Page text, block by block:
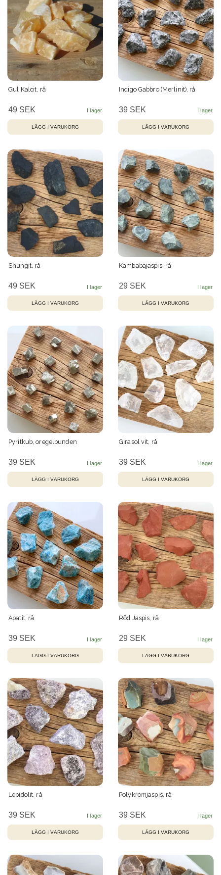
Gul Kalcit, rå
49 SEK
LÄGG I VARUKORG
Indigo Gabbro (Merlinit), rå
39 SEK
Shungit, rå
49 SEK
Kambabajaspis, rå
29 SEK
Pyritkub, oregelbunden
39 SEK
Girasol vit, rå
39 SEK
Apatit, rå
39 SEK
Röd Jaspis, rå
29 SEK
Lepidolit, rå
39 SEK
Polykromjaspis, rå
39 SEK